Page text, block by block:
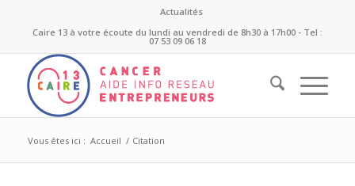
Actualités
Caire 13 à votre écoute du lundi au vendredi de 8h30 à 17h00 - Tel :
07 53 09 06 18
Vous êtes ici : Accueil / Citation